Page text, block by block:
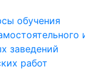
обучения
заведений
работ